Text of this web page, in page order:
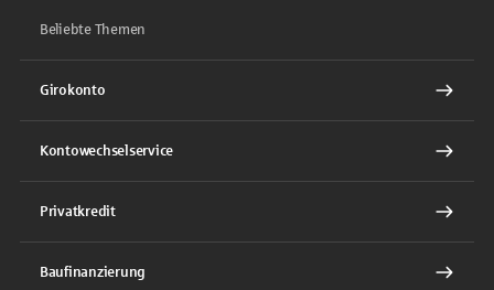
Beliebte Themen
Girokonto
Kontowechselservice
Privatkredit
Baufinanzierung